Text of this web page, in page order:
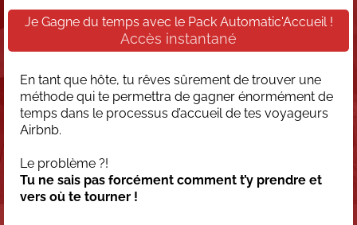
Je Gagne du temps avec le Pack Automatic'Accueil !
Accès instantané
En tant que hôte, tu rêves sûrement de trouver une
méthode qui te permettra de gagner énormément de
temps dans le processus d’accueil de tes voyageurs
Airbnb.
Le problème ?!
Tu ne sais pas forcément comment t’y prendre et
vers où te tourner !